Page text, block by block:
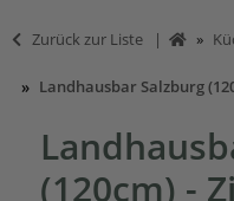
Zurück zur Liste
Landhausbar Salzburg
(120cm) -